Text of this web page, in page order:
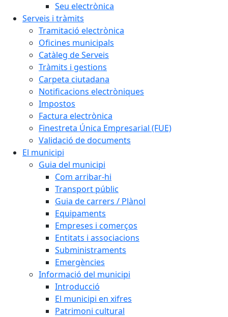
Seu electrònica
Serveis i tràmits
Tramitació electrònica
Oficines municipals
Catàleg de Serveis
Tràmits i gestions
Carpeta ciutadana
Notificacions electròniques
Impostos
Factura electrònica
Finestreta Única Empresarial (FUE)
Validació de documents
El municipi
Guia del municipi
Com arribar-hi
Transport públic
Guia de carrers / Plànol
Equipaments
Empreses i comerços
Entitats i associacions
Subministraments
Emergències
Informació del municipi
Introducció
El municipi en xifres
Patrimoni cultural